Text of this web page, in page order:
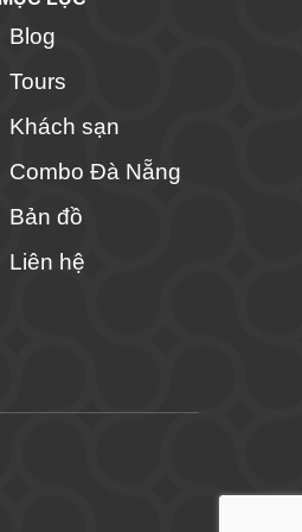
Blog
Tours
Khách sạn
Combo Đà Nẵng
Bản đồ
Liên hệ